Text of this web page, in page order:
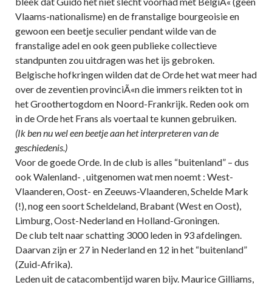
Vlaams-nationalisme) en de franstalige bourgeoisie en
gewoon een beetje seculier pendant wilde van de
franstalige adel en ook geen publieke collectieve
standpunten zou uitdragen was het ijs gebroken.
Belgische hofkringen wilden dat de Orde het wat meer had
over de zeventien provinciÃ«n die immers reikten tot in
het Groothertogdom en Noord-Frankrijk. Reden ook om
in de Orde het Frans als voertaal te kunnen gebruiken.
(Ik ben nu wel een beetje aan het interpreteren van de
geschiedenis.)
Voor de goede Orde. In de club is alles “buitenland” – dus
ook Walenland- , uitgenomen wat men noemt : West-
Vlaanderen, Oost- en Zeeuws-Vlaanderen, Schelde Mark
(!), nog een soort Scheldeland, Brabant (West en Oost),
Limburg, Oost-Nederland en Holland-Groningen.
De club telt naar schatting 3000 leden in 93 afdelingen.
Daarvan zijn er 27 in Nederland en 12 in het “buitenland”
(Zuid-Afrika).
Leden uit de catacombentijd waren bijv. Maurice Gilliams,